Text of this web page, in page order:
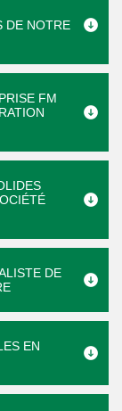
DE NOTRE
FM
DE
EN